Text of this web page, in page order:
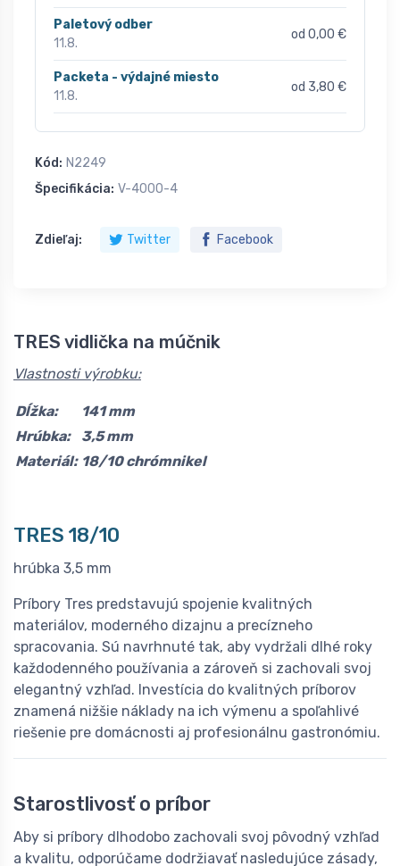
Paletový odber
11.8.
od 0,00 €
Packeta - výdajné miesto
11.8.
od 3,80 €
Kód: N2249
Špecifikácia: V-4000-4
Zdieľaj: Twitter Facebook
TRES vidlička na múčnik
Vlastnosti výrobku:
Dĺžka:
141 mm
Hrúbka:
3,5 mm
Materiál: 18/10 chrómnikel
TRES 18/10
hrúbka 3,5 mm
Príbory Tres predstavujú spojenie kvalitných
materiálov, moderného dizajnu a precízneho
spracovania. Sú navrhnuté tak, aby vydržali dlhé roky
každodenného používania a zároveň si zachovali svoj
elegantný vzhľad. Investícia do kvalitných príborov
znamená nižšie náklady na ich výmenu a spoľahlivé
riešenie pre domácnosti aj profesionálnu gastronómiu.
Starostlivosť o príbor
Aby si príbory dlhodobo zachovali svoj pôvodný vzhľad
a kvalitu, odporúčame dodržiavať nasledujúce zásady,